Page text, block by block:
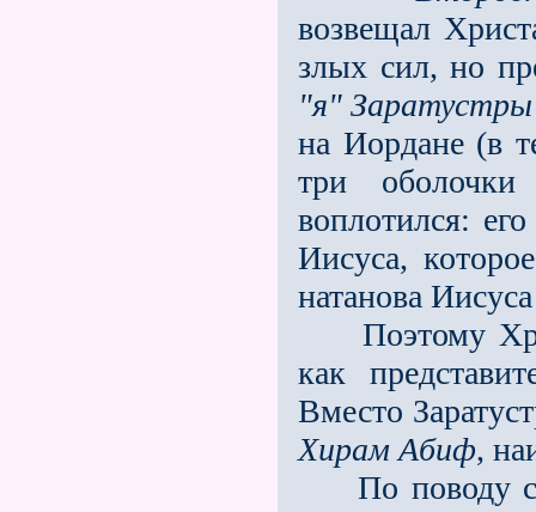
возвещал
злых сил, но
"я"
на Иордане (в
три
воплотился:
Иисуса,
натанова
Поэтому
как
Вместо
Хирам Абиф,
По поводу